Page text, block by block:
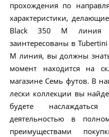
прохождения по
характеристики,
Black 350 M линия
заинтересованы в
M линия, вы должны
момент находится на
магазине Семь футов. В
лески коллекции вы
будете
деятельностью в
преимуществами